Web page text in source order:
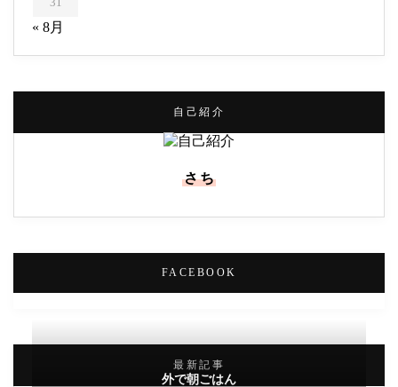
« 8月
自己紹介
さち
FACEBOOK
最新記事
外で朝ごはん